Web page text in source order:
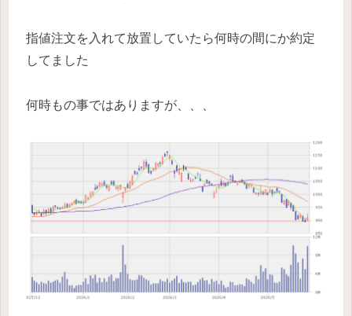
指値注文を入れて放置していたら何時の間にか約定
してました
何時もの事ではありますが、、、